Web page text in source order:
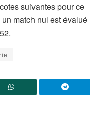
suivantes pour ce
match nul est évalué